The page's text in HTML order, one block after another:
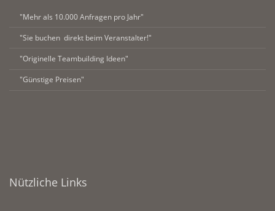
"Mehr als 10.000 Anfragen pro Jahr"
"Sie buchen direkt beim Veranstalter!"
"Originelle Teambuilding Ideen"
"Günstige Preisen"
Nützliche Links